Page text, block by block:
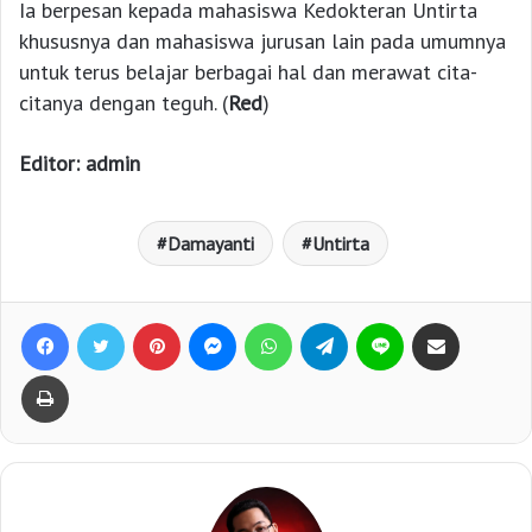
Ia berpesan kepada mahasiswa Kedokteran Untirta
khususnya dan mahasiswa jurusan lain pada umumnya
untuk terus belajar berbagai hal dan merawat cita-
citanya dengan teguh. (Red)
Editor: admin
Damayanti Untirta